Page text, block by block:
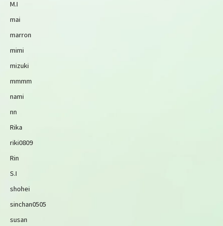
M.I
mai
marron
mimi
mizuki
mmmm
nami
nn
Rika
riki0809
Rin
S.I
shohei
sinchan0505
susan